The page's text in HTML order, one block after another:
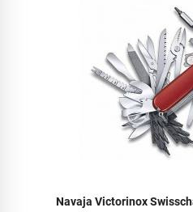
Navaja Victorinox